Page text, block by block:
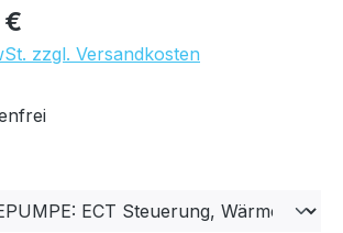
zzgl. Versandkosten